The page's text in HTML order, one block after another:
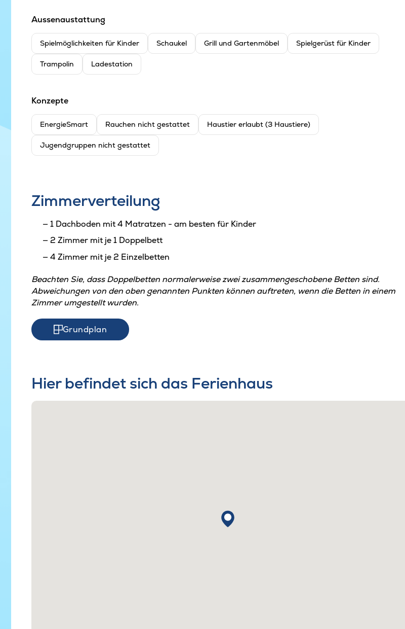
Aussenaustattung
Spielmöglichkeiten für Kinder Schaukel Grill und Gartenmöbel Spielgerüst für Kinder
Trampolin Ladestation
Konzepte
EnergieSmart Rauchen nicht gestattet Haustier erlaubt (3 Haustiere)
Jugendgruppen nicht gestattet
Zimmerverteilung
1 Dachboden mit 4 Matratzen - am besten für Kinder
2 Zimmer mit je 1 Doppelbett
4 Zimmer mit je 2 Einzelbetten
Beachten Sie, dass Doppelbetten normalerweise zwei zusammengeschobene Betten sind.
Abweichungen von den oben genannten Punkten können auftreten, wenn die Betten in einem
Zimmer umgestellt wurden.
Grundplan
Hier befindet sich das Ferienhaus